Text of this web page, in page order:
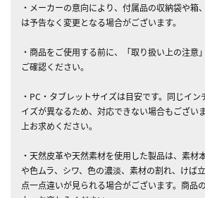
・メーカーの意向により、付属品の収納袋や箱
は予告なく変更となる場合がございます。
・商品をご使用する前に、「取り扱い上の注意
ご確認ください。
・PC・タブレットサイズは目安です。同じイ
イズが異なるため、対応できない場合もござい
上お求めください。
・天然皮革や天然素材を使用した製品は、素材
や色ムラ、シワ、色の濃淡、素材の割れ、けば
点一点違いが見られる場合がございます。商品